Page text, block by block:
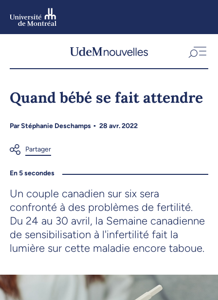
Quand bébé se fait attendre
ParStéphanie Deschamps 28 avr. 2022
En 5 secondes
Un couple canadien sur six sera
confronté à des problèmes de fertilité.
Du 24 au 30 avril, la Semaine canadienne
de sensibilisation à l'infertilité fait la
lumière sur cette maladie encore taboue.